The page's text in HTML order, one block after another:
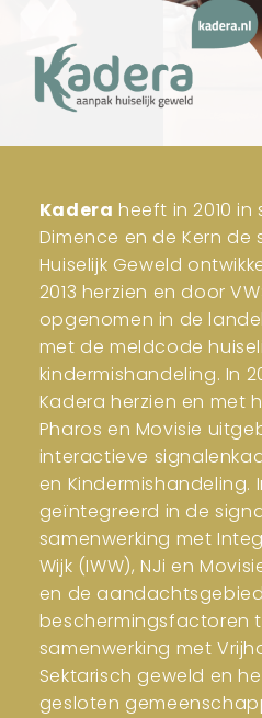
Kadera heeft in 2010
Dimence en de Kern de
Huiselijk Geweld
2013 herzien en door
opgenomen in de
met de meldcode
kindermishandeling. In
Kadera herzien en met
Pharos en Movisie
interactieve
en Kindermishandeling.
geïntegreerd in de
samenwerking met
Wijk (IWW), NJi en
en de
beschermingsfactoren
samenwerking met
Sektarisch geweld en
gesloten